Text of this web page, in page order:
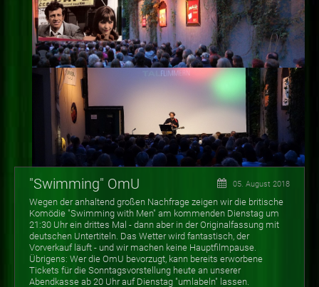
"Swimming" OmU 05. August 2018
Wegen der anhaltend großen Nachfrage zeigen wir die britische
Komödie "Swimming with Men" am kommenden Dienstag um
21:30 Uhr ein drittes Mal - dann aber in der Originalfassung mit
deutschen Untertiteln. Das Wetter wird fantastisch, der
Vorverkauf läuft - und wir machen keine Hauptfilmpause.
Übrigens: Wer die OmU bevorzugt, kann bereits erworbene
Tickets für die Sonntagsvorstellung heute an unserer
Abendkasse ab 20 Uhr auf Dienstag "umlabeln" lassen.